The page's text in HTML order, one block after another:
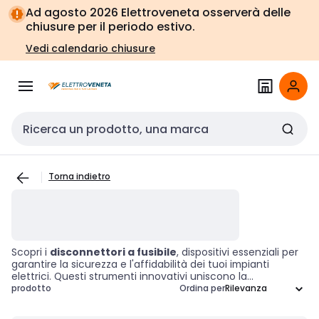
Vai alla
navigazione
Vai
alla
pagina
Ad agosto 2026 Elettroveneta osserverà delle
chiusure per il periodo estivo.
Vedi calendario chiusure
Cerca input
Torna indietro
Scopri i disconnettori a fusibile, dispositivi essenziali per
garantire la sicurezza e l'affidabilità dei tuoi impianti
elettrici. Questi strumenti innovativi uniscono la
funzionalità di un fusibile e di un interruttore all'interno di
prodotto Ordina per